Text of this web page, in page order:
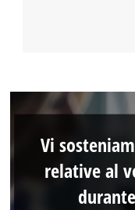
Vi
relative al